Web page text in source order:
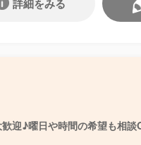
詳細をみる
迎♪曜日や時間の希望も相